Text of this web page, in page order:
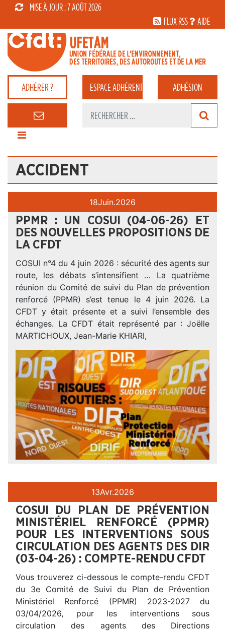
MISE À JOUR : 7 AOÛT 2026
FLUX RSS
AIDE
ADHÉRER ? ESPACEADHÉRENT ADHÉSION
ACCIDENT
18Juin.2026
PPMR : UN COSUI (04-06-26) ET
DES NOUVELLES PROPOSITIONS DE
LA CFDT
COSUI n°4 du 4 juin 2026 : sécurité des agents sur
route, les débats s’intensifient … La quatrième
réunion du Comité de suivi du Plan de prévention
renforcé (PPMR) s’est tenue le 4 juin 2026. La
CFDT y était présente et a suivi l’ensemble des
échanges. La CFDT était représenté par : Joëlle
MARTICHOUX, Jean-Marie KHIARI,
13Avr.2026
COSUI DU PLAN DE PRÉVENTION
MINISTÉRIEL RENFORCÉ (PPMR)
POUR LES INTERVENTIONS SOUS
CIRCULATION DES AGENTS DES DIR
(03-04-26) : COMPTE-RENDU CFDT
Vous trouverez ci-dessous le compte-rendu CFDT
du 3e Comité de Suivi du Plan de Prévention
Ministériel Renforcé (PPMR) 2023-2027 du
03/04/2026, pour les interventions sous
circulation des agents des Directions